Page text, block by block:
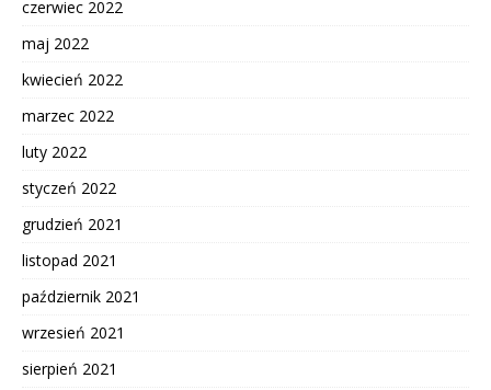
czerwiec 2022
maj 2022
kwiecień 2022
marzec 2022
luty 2022
styczeń 2022
grudzień 2021
listopad 2021
październik 2021
wrzesień 2021
sierpień 2021